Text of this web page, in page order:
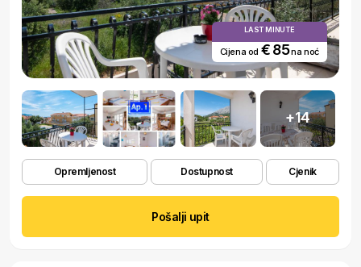
LAST MINUTE
Cijena od € 85na noć
+14
Opremljenost Dostupnost Cjenik
Pošalji upit